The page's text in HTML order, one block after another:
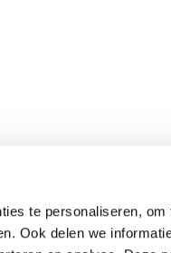
te personaliseren,
Ook delen we